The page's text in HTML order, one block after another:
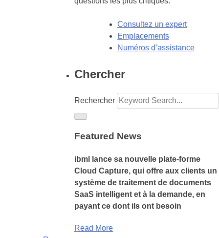
Consultez un expert
Emplacements
Numéros d’assistance
Chercher
Rechercher
Featured News
ibml lance sa nouvelle plate-forme
Cloud Capture, qui offre aux clients un
système de traitement de documents
SaaS intelligent et à la demande, en
payant ce dont ils ont besoin
Read More